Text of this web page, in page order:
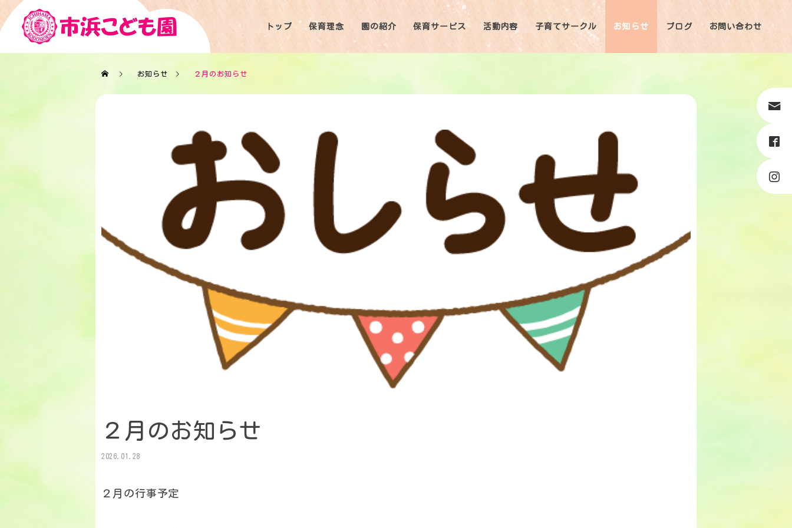
トップ 保育理念 園の紹介 保育サービス 活動内容 子育てサークル お知らせ ブログ お問い合わせ
お知らせ ２月のお知らせ
２月のお知らせ
2026.01.28
２月の行事予定